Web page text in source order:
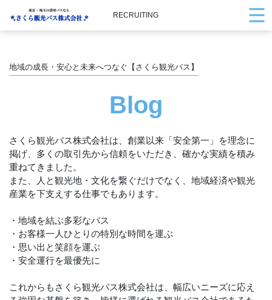
RECRUITING
地域の成長・安心と未来へつなぐ【さくら観光バス】
Blog
さくら観光バス株式会社は、創業以来「安全第一」を理念に
掲げ、多くの取引先から信頼をいただき、確かな実績を積み
重ねてきました。
また、人と観光地・文化を繋ぐだけでなく、地域経済や観光
産業を下支えする仕事でもあります。
・地域を結ぶ多彩なバス
・お客様一人ひとりの特別な時間を運ぶ
・思い出と笑顔を運ぶ
・安全運行を最優先に
これからもさくら観光バス株式会社は、幅広いニーズに応え